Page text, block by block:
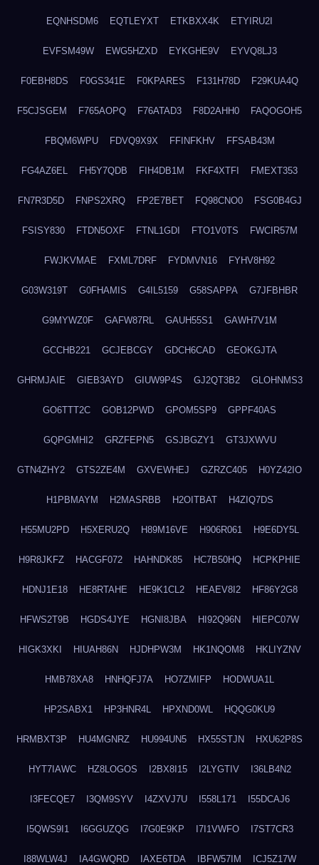
EQNHSDM6 EQTLEYXT ETKBXX4K ETYIRU2I
EVFSM49W EWG5HZXD EYKGHE9V EYVQ8LJ3
F0EBH8DS F0GS341E F0KPARES F131H78D F29KUA4Q
F5CJSGEM F765AOPQ F76ATAD3 F8D2AHH0 FAQOGOH5
FBQM6WPU FDVQ9X9X FFINFKHV FFSAB43M
FG4AZ6EL FH5Y7QDB FIH4DB1M FKF4XTFI FMEXT353
FN7R3D5D FNPS2XRQ FP2E7BET FQ98CNO0 FSG0B4GJ
FSISY830 FTDN5OXF FTNL1GDI FTO1V0TS FWCIR57M
FWJKVMAE FXML7DRF FYDMVN16 FYHV8H92
G03W319T G0FHAMIS G4IL5159 G58SAPPA G7JFBHBR
G9MYWZ0F GAFW87RL GAUH55S1 GAWH7V1M
GCCHB221 GCJEBCGY GDCH6CAD GEOKGJTA
GHRMJAIE GIEB3AYD GIUW9P4S GJ2QT3B2 GLOHNMS3
GO6TTT2C GOB12PWD GPOM5SP9 GPPF40AS
GQPGMHI2 GRZFEPN5 GSJBGZY1 GT3JXWVU
GTN4ZHY2 GTS2ZE4M GXVEWHEJ GZRZC405 H0YZ42IO
H1PBMAYM H2MASRBB H2OITBAT H4ZIQ7DS
H55MU2PD H5XERU2Q H89M16VE H906R061 H9E6DY5L
H9R8JKFZ HACGF072 HAHNDK85 HC7B50HQ HCPKPHIE
HDNJ1E18 HE8RTAHE HE9K1CL2 HEAEV8I2 HF86Y2G8
HFWS2T9B HGDS4JYE HGNI8JBA HI92Q96N HIEPC07W
HIGK3XKI HIUAH86N HJDHPW3M HK1NQOM8 HKLIYZNV
HMB78XA8 HNHQFJ7A HO7ZMIFP HODWUA1L
HP2SABX1 HP3HNR4L HPXND0WL HQQG0KU9
HRMBXT3P HU4MGNRZ HU994UN5 HX55STJN HXU62P8S
HYT7IAWC HZ8LOGOS I2BX8I15 I2LYGTIV I36LB4N2
I3FECQE7 I3QM9SYV I4ZXVJ7U I558L171 I55DCAJ6
I5QWS9I1 I6GGUZQG I7G0E9KP I7I1VWFO I7ST7CR3
I88WLW4J IA4GWQRD IAXE6TDA IBFW57IM ICJ5Z17W